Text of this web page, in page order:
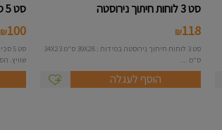
סט 3 לוחות חיתוך נירוסטה
118
₪
סט 3 לוחות חיתוך נירוסטה במידות : 39X28 ס"מ 34X23
ס"מ ...
הוסף לעגלה
סט 5 סכיני ירקות Victorinox
100
₪
שוויץ.